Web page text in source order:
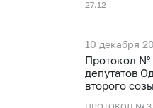
27.12
10 декабря
Протокол №
депутатов
второго